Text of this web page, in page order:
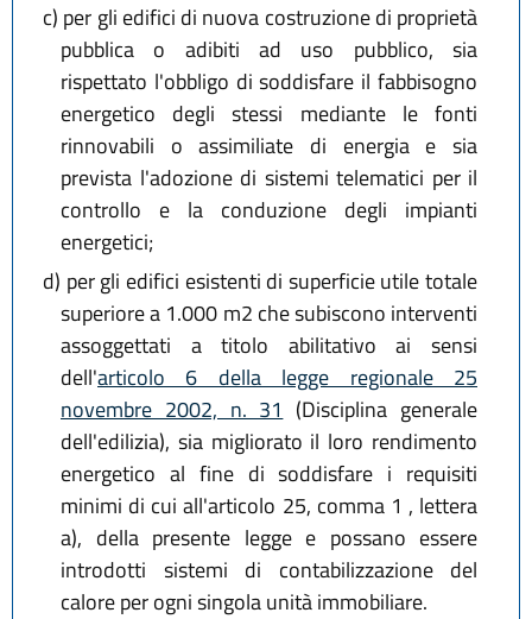
c) per gli edifici di nuova costruzione di proprietà
pubblica o adibiti ad uso pubblico, sia
rispettato l'obbligo di soddisfare il fabbisogno
energetico degli stessi mediante le fonti
rinnovabili o assimiliate di energia e sia
prevista l'adozione di sistemi telematici per il
controllo e la conduzione degli impianti
energetici;
d) per gli edifici esistenti di superficie utile totale
superiore a 1.000 m2 che subiscono interventi
assoggettati a titolo abilitativo ai sensi
dell'articolo 6 della legge regionale 25
novembre 2002, n. 31 (Disciplina generale
dell'edilizia), sia migliorato il loro rendimento
energetico al fine di soddisfare i requisiti
minimi di cui all'articolo 25, comma 1 , lettera
a), della presente legge e possano essere
introdotti sistemi di contabilizzazione del
calore per ogni singola unità immobiliare.